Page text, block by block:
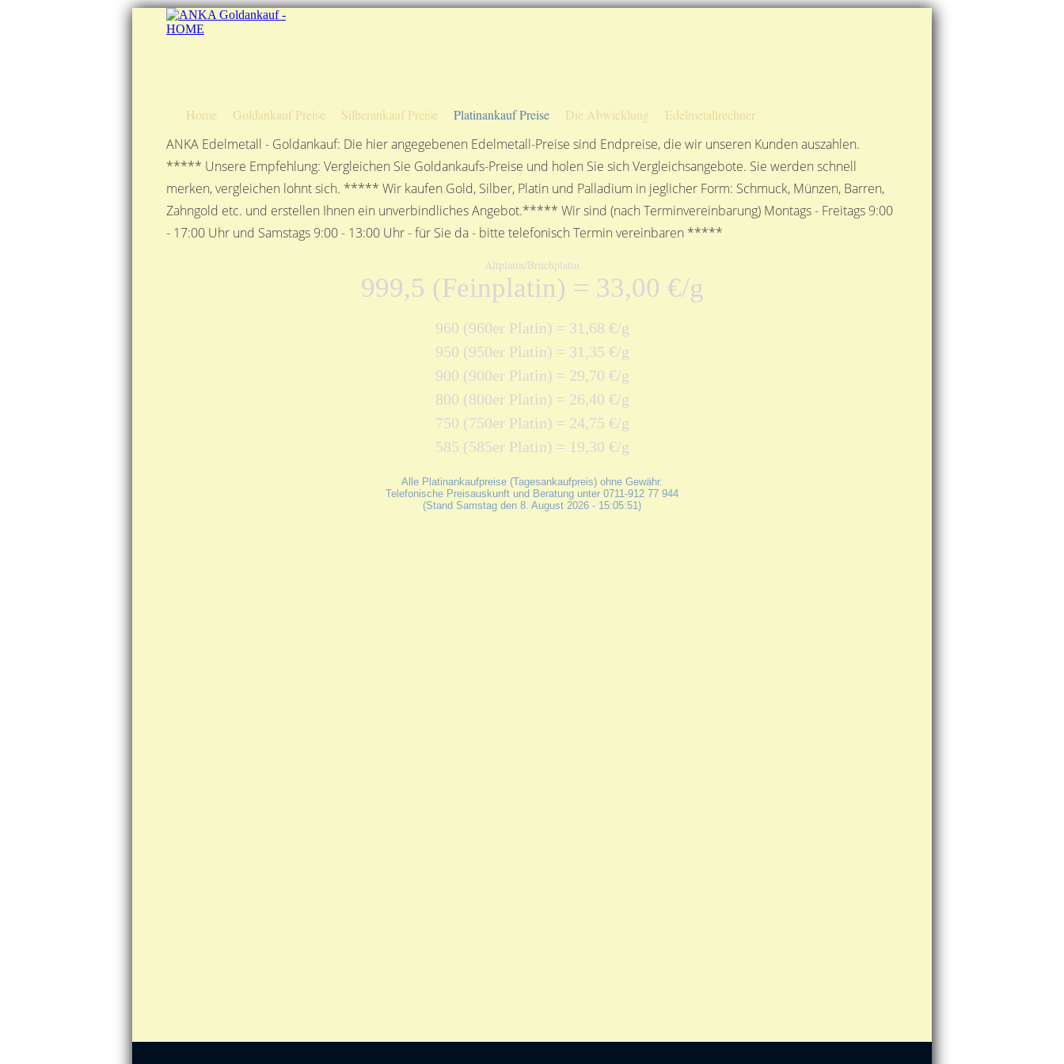
Home Goldankauf Preise Silberankauf Preise Platinankauf Preise Die Abwicklung Edelmetallrechner
ANKA Edelmetall - Goldankauf: Die hier angegebenen Edelmetall-Preise sind Endpreise, die wir unseren Kunden auszahlen.
***** Unsere Empfehlung: Vergleichen Sie Goldankaufs-Preise und holen Sie sich Vergleichsangebote. Sie werden schnell
merken, vergleichen lohnt sich. ***** Wir kaufen Gold, Silber, Platin und Palladium in jeglicher Form: Schmuck, Münzen, Barren,
Zahngold etc. und erstellen Ihnen ein unverbindliches Angebot.***** Wir sind (nach Terminvereinbarung) Montags - Freitags 9:00
- 17:00 Uhr und Samstags 9:00 - 13:00 Uhr - für Sie da - bitte telefonisch Termin vereinbaren *****
Altplatin/Bruchplatin
999,5 (Feinplatin) = 33,00 €/g
960 (960er Platin) = 31,68 €/g
950 (950er Platin) = 31,35 €/g
900 (900er Platin) = 29,70 €/g
800 (800er Platin) = 26,40 €/g
750 (750er Platin) = 24,75 €/g
585 (585er Platin) = 19,30 €/g
Alle Platinankaufpreise (Tagesankaufpreis) ohne Gewähr.
Telefonische Preisauskunft und Beratung unter 0711-912 77 944
(Stand Samstag den 8. August 2026 - 15:05:51)